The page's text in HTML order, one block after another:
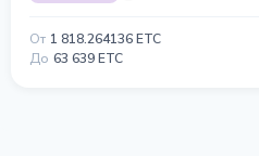
От 1 818.264136 ETC
До 63 639 ETC